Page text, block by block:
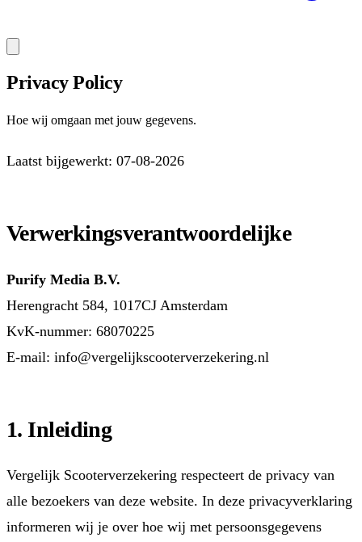
Privacy Policy
Hoe wij omgaan met jouw gegevens.
Laatst bijgewerkt: 07-08-2026
Verwerkingsverantwoordelijke
Purify Media B.V.
Herengracht 584, 1017CJ Amsterdam
KvK-nummer: 68070225
E-mail: info@vergelijkscooterverzekering.nl
1. Inleiding
Vergelijk Scooterverzekering respecteert de privacy van
alle bezoekers van deze website. In deze privacyverklaring
informeren wij je over hoe wij met persoonsgegevens